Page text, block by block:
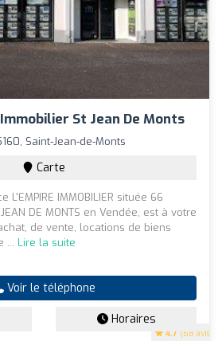
St Jean De Monts
4.7 (68 avis)
Saint-Jean-de-Monts
Carte
L'EMPIRE IMMOBILIER située 66
DE MONTS en Vendée, est à votre
de vente, locations de biens
... Lire la suite
Voir le téléphone
Horaires